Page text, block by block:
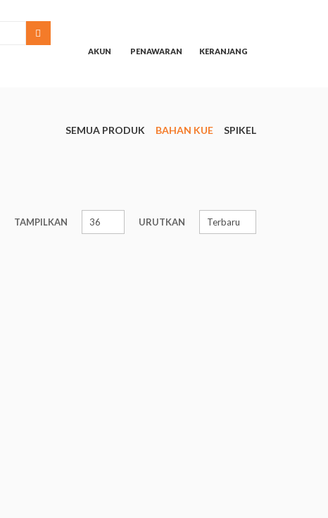
AKUN PENAWARAN KERANJANG
SEMUA PRODUK BAHAN KUE SPIKEL
TAMPILKAN URUTKAN